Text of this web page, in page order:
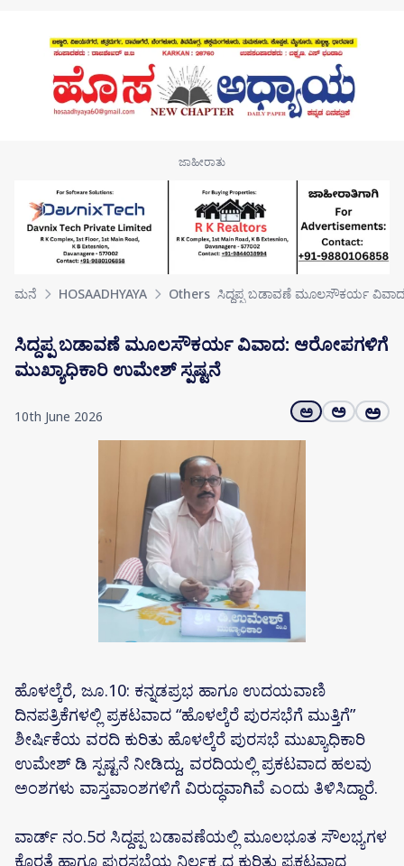
ಮನೆ HOSAADHYAYA Others ಸಿದ್ದಪ್ಪ ಬಡಾವಣೆ ಮೂಲಸೌಕರ್ಯ
ಸಿದ್ದಪ್ಪ ಬಡಾವಣೆ ಮೂಲಸೌಕರ್ಯ ವಿವಾದ: ಆರೋಪಗಳಿಗೆ
ಮುಖ್ಯಾಧಿಕಾರಿ ಉಮೇಶ್ ಸ್ಪಷ್ಟನೆ
10th June 2026 ಅ ಅ ಅ
ಹೊಳಲ್ಕೆರೆ, ಜೂ.10: ಕನ್ನಡಪ್ರಭ ಹಾಗೂ ಉದಯವಾಣಿ
ದಿನಪತ್ರಿಕೆಗಳಲ್ಲಿ ಪ್ರಕಟವಾದ “ಹೊಳಲ್ಕೆರೆ ಪುರಸಭೆಗೆ ಮುತ್ತಿಗೆ”
ಶೀರ್ಷಿಕೆಯ ವರದಿ ಕುರಿತು ಹೊಳಲ್ಕೆರೆ ಪುರಸಭೆ ಮುಖ್ಯಾಧಿಕಾರಿ
ಉಮೇಶ್ ಡಿ ಸ್ಪಷ್ಟನೆ ನೀಡಿದ್ದು, ವರದಿಯಲ್ಲಿ ಪ್ರಕಟವಾದ ಹಲವು
ಅಂಶಗಳು ವಾಸ್ತವಾಂಶಗಳಿಗೆ ವಿರುದ್ಧವಾಗಿವೆ ಎಂದು ತಿಳಿಸಿದ್ದಾರೆ.
ವಾರ್ಡ್ ನಂ.5ರ ಸಿದ್ದಪ್ಪ ಬಡಾವಣೆಯಲ್ಲಿ ಮೂಲಭೂತ ಸೌಲಭ್ಯಗಳ
ಕೊರತೆ ಹಾಗೂ ಪುರಸಭೆಯ ನಿರ್ಲಕ್ಷ್ಯದ ಕುರಿತು ಪ್ರಕಟವಾದ